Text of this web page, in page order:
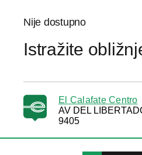
Nije dostupno
Istražite
El Calafate Centro
AV DEL
9405